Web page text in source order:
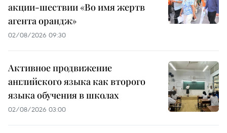
акции-шествии «Во имя жертв
агента орандж»
02/08/2026 09:30
Активное продвижение
английского языка как второго
языка обучения в школах
02/08/2026 03:00